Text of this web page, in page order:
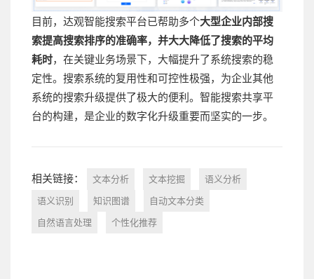
目前，达观智能搜索平台已帮助多个大型企业内部搜
索提高搜索排序的准确率，并大大降低了搜索的平均
耗时，在关键业务场景下，大幅提升了系统搜索的稳
定性。搜索系统的复用性和可控性极强，为企业其他
系统的搜索升级提供了极大的便利。智能搜索共享平
台的构建，是企业的数字化升级重要而坚实的一步。
相关链接： 文本分析 文本挖掘 语义分析
语义识别 知识图谱 自动文本分类
自然语言处理 个性化推荐